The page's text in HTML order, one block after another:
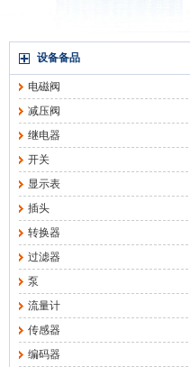
设备备品
电磁阀
减压阀
继电器
开关
显示表
插头
转换器
过滤器
泵
流量计
传感器
编码器